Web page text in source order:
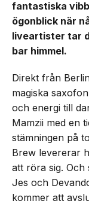
fantastiska
ögonblick när
liveartister tar
bar himmel.
Direkt från
magiska
och energi till
Mamzii med en
stämningen på
Brew levererar
att röra sig. Och
Jes och
kommer att